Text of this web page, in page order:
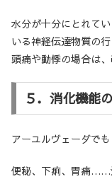
水分が十分にとれて
いる神経伝達物質の
頭痛や動悸の場合は
５．消化機能
アーユルヴェーダで
便秘、下痢、胃痛……